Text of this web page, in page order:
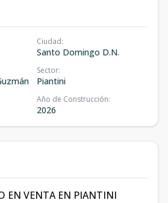
Ciudad:
Santo Domingo D.N.
Sector:
Piantini
Año de Construcción:
2026
EN VENTA EN PIANTINI